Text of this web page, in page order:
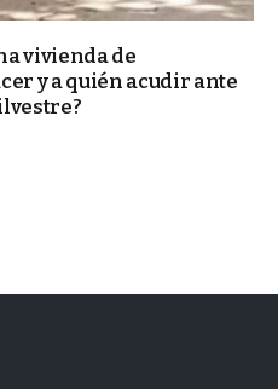
vivienda de
y a quién acudir ante